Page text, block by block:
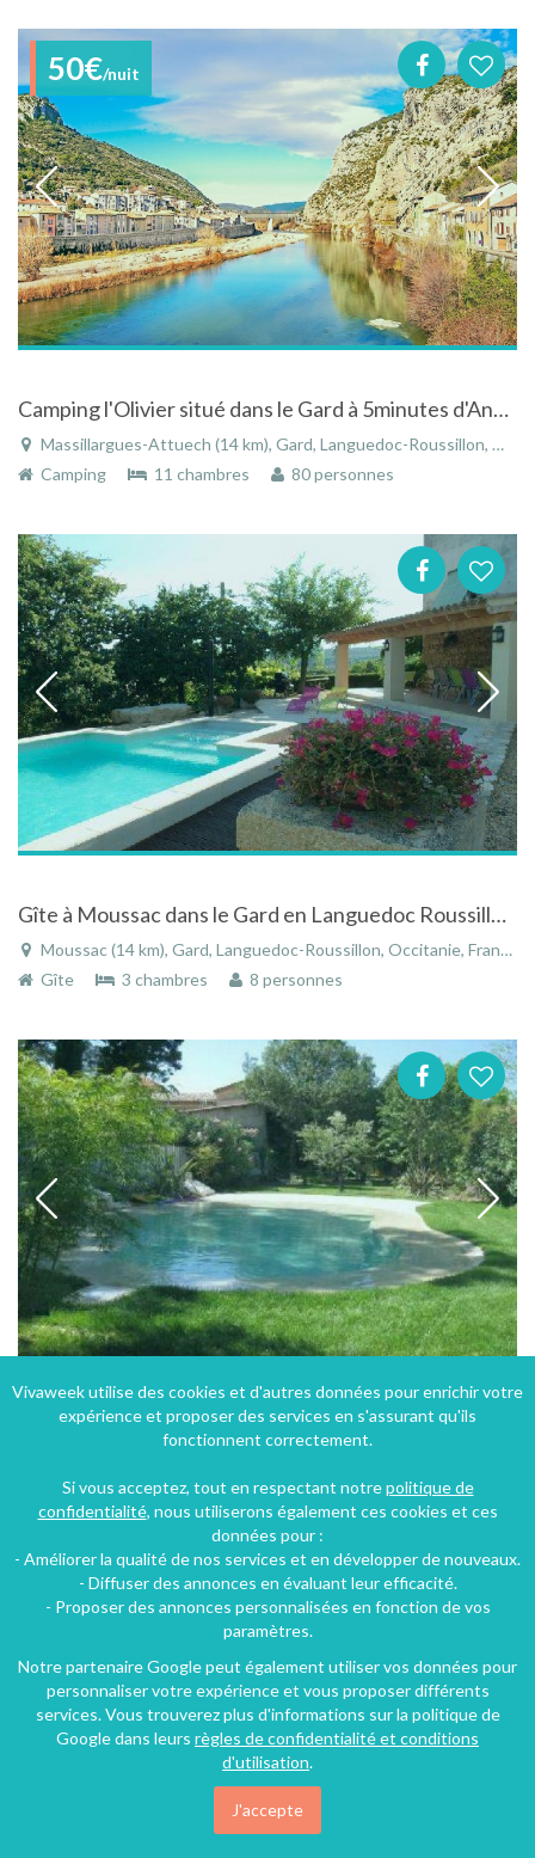
50€/nuit
Camping l'Olivier situé dans le Gard à 5minutes d'Anduze
Massillargues-Attuech (14 km), Gard, Languedoc-Roussillon, Occitanie, France
Camping
11 chambres 80 personnes
Gîte à Moussac dans le Gard en Languedoc Roussillon avec piscine
Moussac (14 km), Gard, Languedoc-Roussillon, Occitanie, France
Gîte
3 chambres 8 personnes
Maison - Villa
3 chambres 8 personnes
560€/nuit
Vivaweek utilise des cookies et d'autres données pour enrichir votre
expérience et proposer des services en s'assurant qu'ils
fonctionnent correctement.
Si vous acceptez, tout en respectant notrepolitique de
confidentialité, nous utiliserons également ces cookies et ces
données pour :
- Améliorer la qualité de nos services et en développer de nouveaux.
- Diffuser des annonces en évaluant leur efficacité.
- Proposer des annonces personnalisées en fonction de vos
paramètres.
Notre partenaire Google peut également utiliser vos données pour
personnaliser votre expérience et vous proposer différents
services. Vous trouverez plus d'informations sur la politique de
Google dans leurs règles de confidentialité et conditions
d'utilisation.
J'accepte